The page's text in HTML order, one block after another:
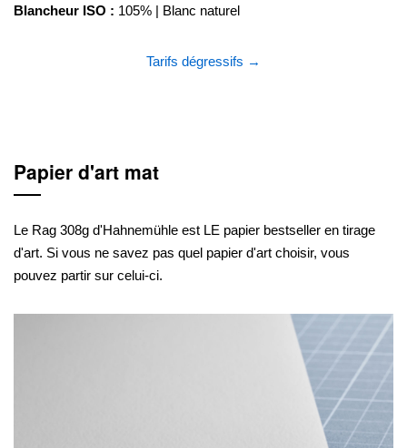
Blancheur ISO : 105% | Blanc naturel
Tarifs dégressifs →
Papier d'art mat
Le Rag 308g d'Hahnemühle est LE papier bestseller en tirage
d'art. Si vous ne savez pas quel papier d'art choisir, vous
pouvez partir sur celui-ci.